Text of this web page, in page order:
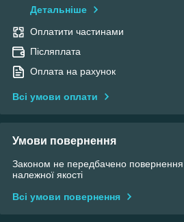
Детальніше
Оплатити частинами
Післяплата
Оплата на рахунок
Всі умови оплати
Умови повернення
Законом не передбачено повернення
належної якості
Всі умови повернення